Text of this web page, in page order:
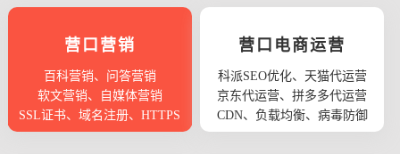
营口营销
百科营销、问答营销
软文营销、自媒体营销
SSL证书、域名注册、HTTPS
营口电商运营
科派SEO优化、天猫代运营
京东代运营、拼多多代运营
CDN、负载均衡、病毒防御